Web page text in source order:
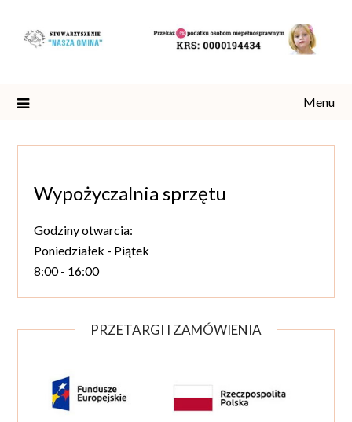
content
Menu
Wypożyczalnia sprzętu
Godziny otwarcia:
Poniedziałek - Piątek
8:00 - 16:00
PRZETARGI I ZAMÓWIENIA